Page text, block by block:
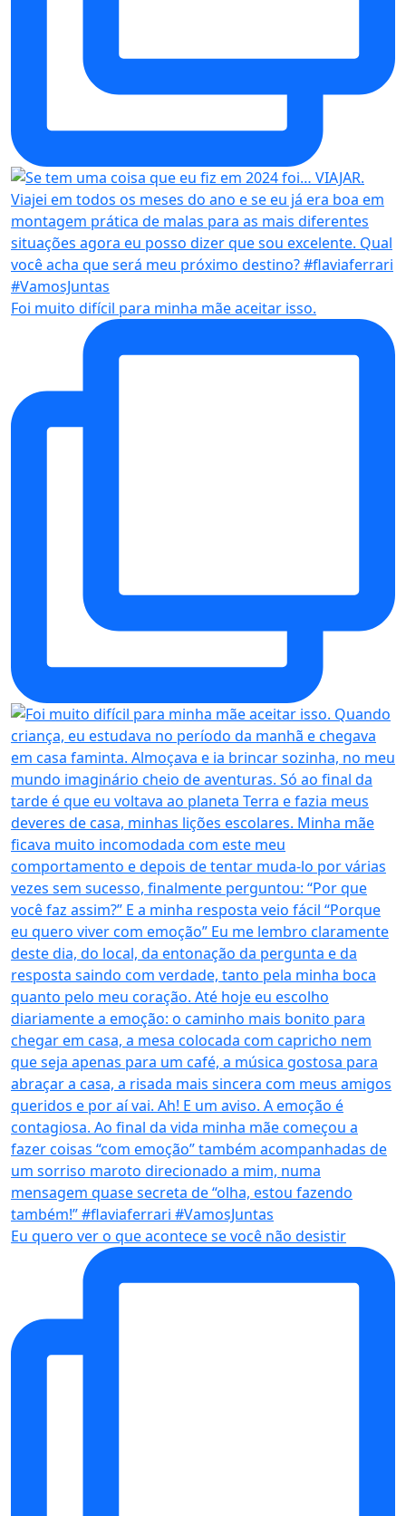
Foi muito difícil para minha mãe aceitar isso.
Eu quero ver o que acontece se você não desistir